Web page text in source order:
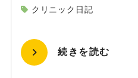
クリニック日記
続きを読む